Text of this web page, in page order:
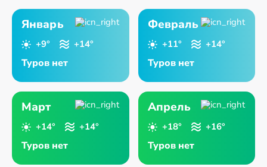
Январь
+9° +14°
Туров нет
Февраль
+11° +14°
Туров нет
Март
+14° +14°
Туров нет
Апрель
+18° +16°
Туров нет